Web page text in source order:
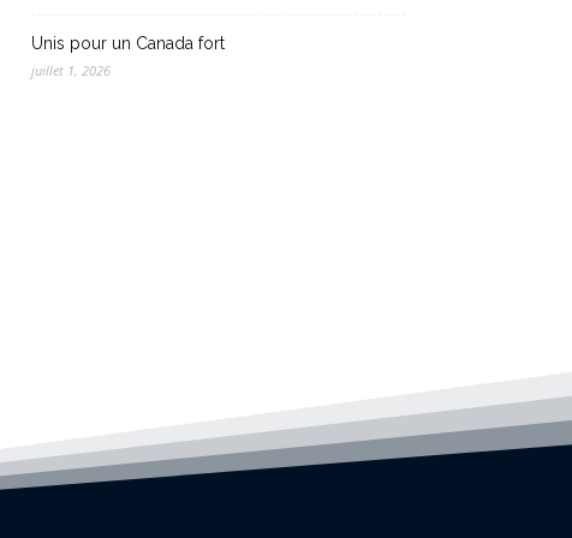
Unis pour un Canada fort
juillet 1, 2026